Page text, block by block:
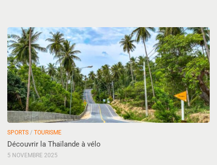
SPORTS / TOURISME
Découvrir la Thaïlande à vélo
5 NOVEMBRE 2025